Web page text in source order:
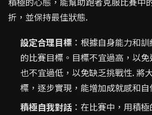
折，並保持最佳狀態.
設定合理目標 ：根據自身能力和
的比賽目標。目標不宜過高，以免
也不宜過低，以免缺乏挑戰性. 將
標，逐步實現，能增加成就感和自
積極自我對話 ：在比賽中，用積